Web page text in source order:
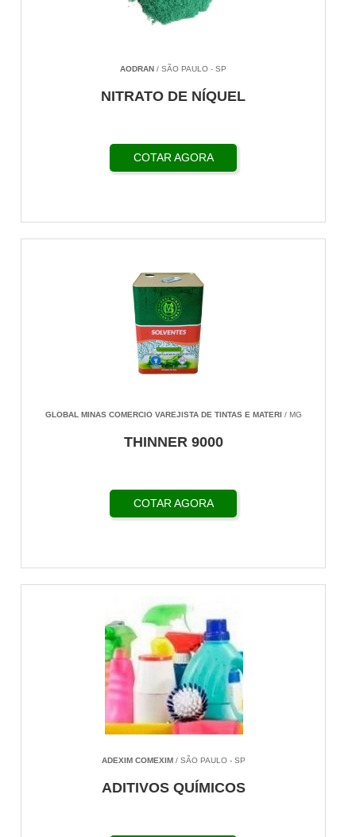
AODRAN / SÃO PAULO - SP
NITRATO DE NÍQUEL
COTAR AGORA
GLOBAL MINAS COMERCIO VAREJISTA DE TINTAS E MATERI / MG
THINNER 9000
COTAR AGORA
ADEXIM COMEXIM/ SÃO PAULO - SP
ADITIVOS QUÍMICOS